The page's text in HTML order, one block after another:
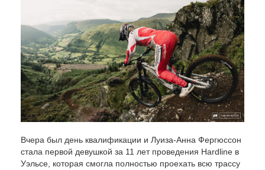
Вчера был день квалификации и Луиза-Анна Фергюссон
стала первой девушкой за 11 лет проведения Hardline в
Уэльсе, которая смогла полностью проехать всю трассу